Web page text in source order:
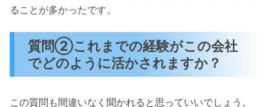
ることが多かったです。
質問②これまでの経験がこの会社
でどのように活かされますか？
この質問も間違いなく聞かれると思っていいでしょう。